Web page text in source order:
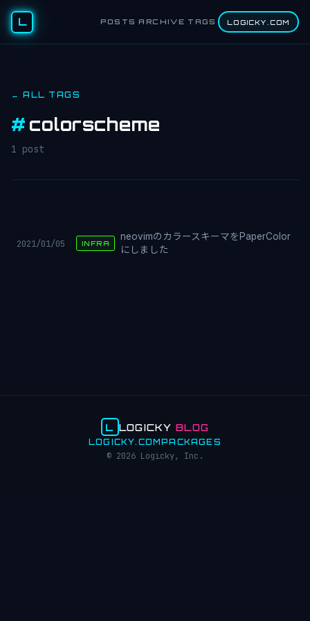
L POSTS ARCHIVE TAGS LOGICKY.COM
← ALL TAGS
# colorscheme
1 post
2021/01/05 INFRA
neovimのカラースキーマをPaperColor
にしました
L LOGICKYBLOG
LOGICKY.COM PACKAGES
© 2026 Logicky, Inc.